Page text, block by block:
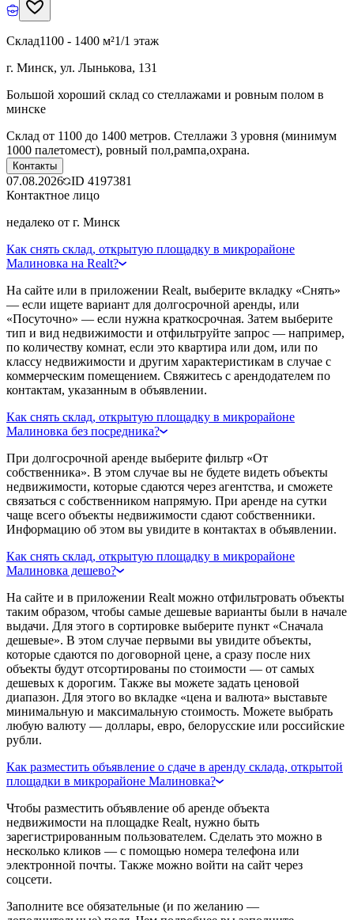
Склад1100 - 1400 м²1/1 этаж
г. Минск, ул. Лынькова, 131
Большой хороший склад со стеллажами и ровным полом в
минске
Склад от 1100 до 1400 метров. Стеллажи 3 уровня (минимум
1000 палетомест), ровный пол,рампа,охрана.
Контакты
07.08.2026 ID 4197381
Контактное лицо
недалеко от г. Минск
Как снять склад, открытую площадку в микрорайоне
Малиновка на Realt?
На сайте или в приложении Realt, выберите вкладку «Снять»
— если ищете вариант для долгосрочной аренды, или
«Посуточно» — если нужна краткосрочная. Затем выберите
тип и вид недвижимости и отфильтруйте запрос — например,
по количеству комнат, если это квартира или дом, или по
классу недвижимости и другим характеристикам в случае с
коммерческим помещением. Свяжитесь с арендодателем по
контактам, указанным в объявлении.
Как снять склад, открытую площадку в микрорайоне
Малиновка без посредника?
При долгосрочной аренде выберите фильтр «От
собственника». В этом случае вы не будете видеть объекты
недвижимости, которые сдаются через агентства, и сможете
связаться с собственником напрямую. При аренде на сутки
чаще всего объекты недвижимости сдают собственники.
Информацию об этом вы увидите в контактах в объявлении.
Как снять склад, открытую площадку в микрорайоне
Малиновка дешево?
На сайте и в приложении Realt можно отфильтровать объекты
таким образом, чтобы самые дешевые варианты были в начале
выдачи. Для этого в сортировке выберите пункт «Сначала
дешевые». В этом случае первыми вы увидите объекты,
которые сдаются по договорной цене, а сразу после них
объекты будут отсортированы по стоимости — от самых
дешевых к дорогим. Также вы можете задать ценовой
диапазон. Для этого во вкладке «цена и валюта» выставьте
минимальную и максимальную стоимость. Можете выбрать
любую валюту — доллары, евро, белорусские или российские
рубли.
Как разместить объявление о сдаче в аренду склада, открытой
площадки в микрорайоне Малиновка?
Чтобы разместить объявление об аренде объекта
недвижимости на площадке Realt, нужно быть
зарегистрированным пользователем. Сделать это можно в
несколько кликов — с помощью номера телефона или
электронной почты. Также можно войти на сайт через
соцсети.
Заполните все обязательные (и по желанию —